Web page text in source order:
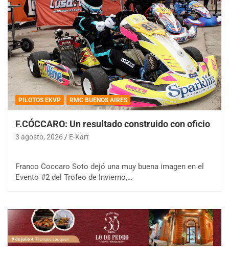
PILOTOS EKVP RMC BUENOS AIRES
F.CÓCCARO: Un resultado construido con oficio
3 agosto, 2026 E-Kart
Franco Coccaro Soto dejó una muy buena imagen en el
Evento #2 del Trofeo de Invierno,…